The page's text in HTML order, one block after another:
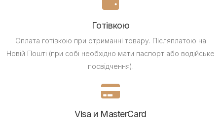
Готівкою
Оплата готівкою при отриманні товару. Післяплатою на
Новій Пошті (при собі необхідно мати паспорт або водійське
посвідчення).
Visa и MasterCard